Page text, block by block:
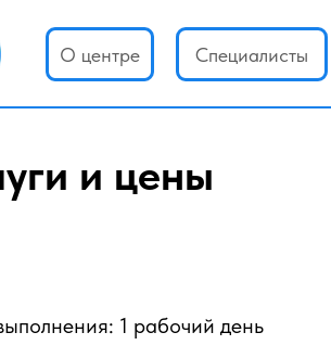
О центре Специалисты
и цены
1 рабочий день